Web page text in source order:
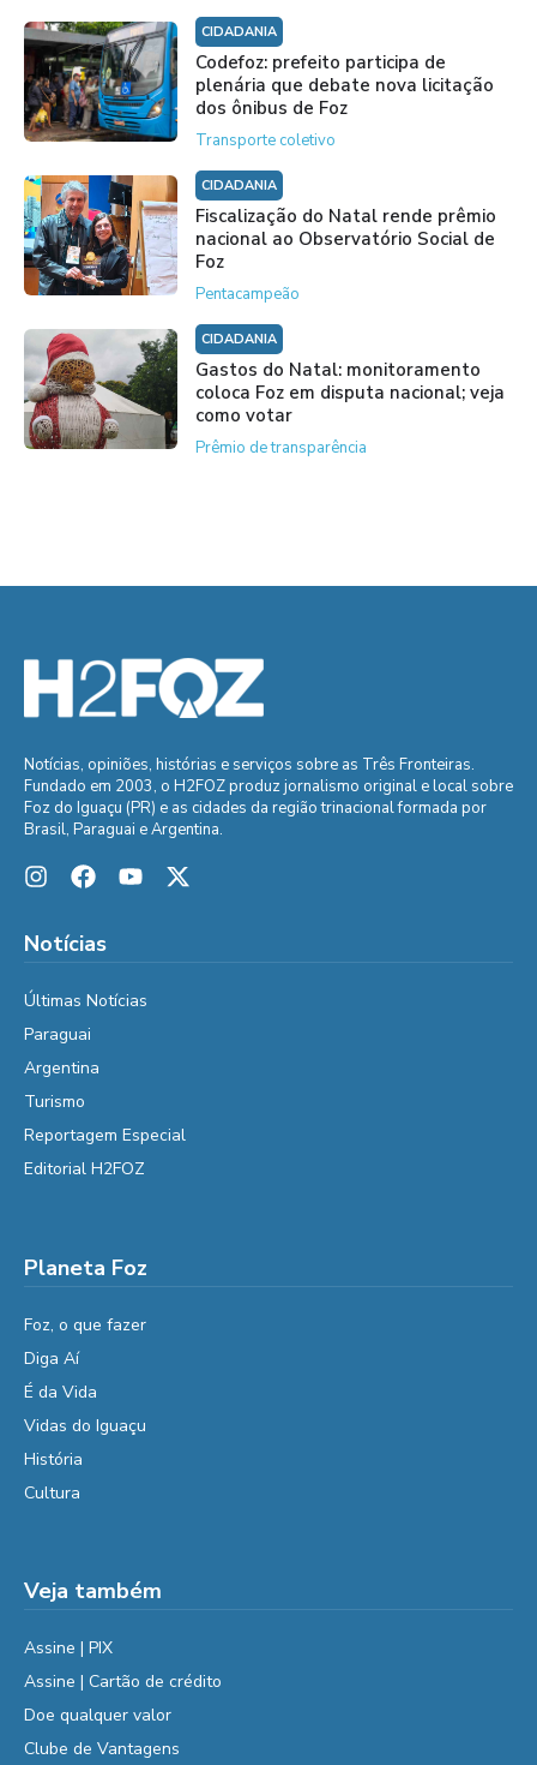
CIDADANIA
Codefoz: prefeito participa de
plenária que debate nova licitação
dos ônibus de Foz
Transporte coletivo
CIDADANIA
Fiscalização do Natal rende prêmio
nacional ao Observatório Social de
Foz
Pentacampeão
CIDADANIA
Gastos do Natal: monitoramento
coloca Foz em disputa nacional; veja
como votar
Prêmio de transparência
Notícias, opiniões, histórias e serviços sobre as Três Fronteiras.
Fundado em 2003, o H2FOZ produz jornalismo original e local sobre
Foz do Iguaçu (PR) e as cidades da região trinacional formada por
Brasil, Paraguai e Argentina.
Notícias
Últimas Notícias
Paraguai
Argentina
Turismo
Reportagem Especial
Editorial H2FOZ
Planeta Foz
Foz, o que fazer
Diga Aí
É da Vida
Vidas do Iguaçu
História
Cultura
Veja também
Assine | PIX
Assine | Cartão de crédito
Doe qualquer valor
Clube de Vantagens